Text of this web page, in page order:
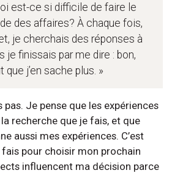
est-ce si difficile de faire le
des affaires? À chaque fois,
je cherchais des réponses à
je finissais par me dire : bon,
j’en sache plus. »
pas. Je pense que les expériences
recherche que je fais, et que
aussi mes expériences. C’est
pour choisir mon prochain
influencent ma décision parce